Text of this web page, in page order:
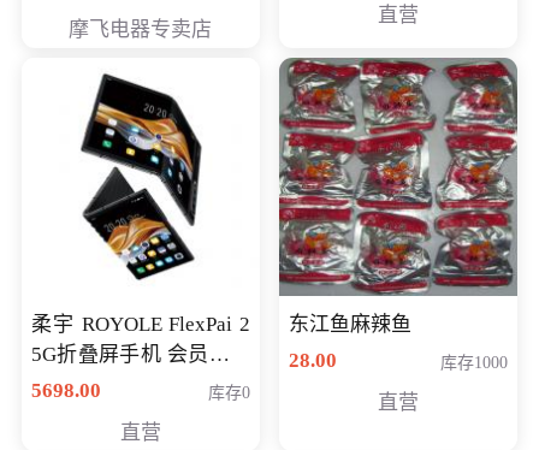
摩飞电器专卖店
直营
柔宇 ROYOLE FlexPai 2
5G折叠屏手机 会员专享
购买价格 4998元
5698.00 库存0
直营
东江鱼麻辣鱼
28.00
库存1000
直营